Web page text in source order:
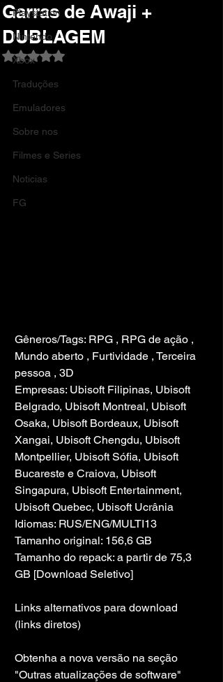
Playstation
Nintendo
Xbox
Traduções
Emuladores
Sobre nos
Filmes e Series
Noticias
FG
Garras de Awaji +
DUBLAGEM
Avaliado com NaN de 5 estrelas.
Gêneros/Tags: RPG , RPG de ação ,
Mundo aberto , Furtividade , Terceira
pessoa , 3D
Empresas: Ubisoft Filipinas, Ubisoft
Belgrado, Ubisoft Montreal, Ubisoft
Osaka, Ubisoft Bordeaux, Ubisoft
Xangai, Ubisoft Chengdu, Ubisoft
Montpellier, Ubisoft Sófia, Ubisoft
Bucareste e Craiova, Ubisoft
Singapura, Ubisoft Entertainment,
Ubisoft Quebec, Ubisoft Ucrânia
Idiomas: RUS/ENG/MULTI13
Tamanho original: 156,6 GB
Tamanho do repack: a partir de 75,3
GB [Download Seletivo]
Links alternativos para download
(links diretos)
Obtenha a nova versão na seção
"Outras atualizações de software"